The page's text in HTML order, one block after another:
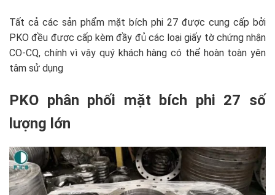
Tất cả các sản phẩm mặt bích phi 27 được cung cấp bởi
PKO đều được cấp kèm đầy đủ các loại giấy tờ chứng nhận
CO-CQ, chính vì vậy quý khách hàng có thể hoàn toàn yên
tâm sử dụng
PKO phân phối mặt bích phi 27 số
lượng lớn